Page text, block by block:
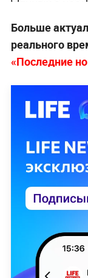
Больше
реального
«Последние